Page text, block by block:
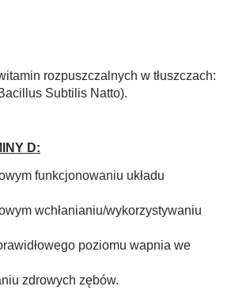
rozpuszczalnych w tłuszczach:
Subtilis Natto).
D:
funkcjonowaniu układu
wchłanianiu/wykorzystywaniu
poziomu wapnia we
zdrowych zębów.